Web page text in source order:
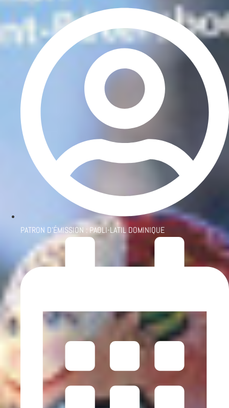
PATRON D'ÉMISSION : PAOLI-LATIL DOMINIQUE